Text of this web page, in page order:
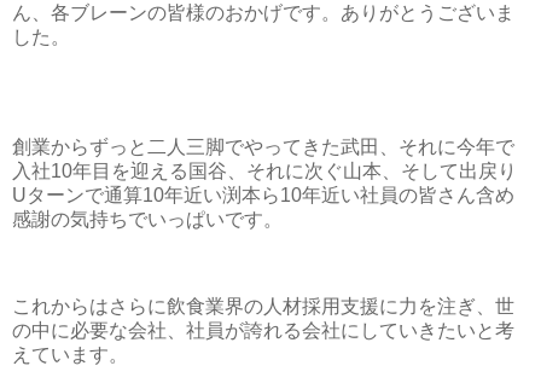
ん、各ブレーンの皆様のおかげです。ありがとうございま
した。
創業からずっと二人三脚でやってきた武田、それに今年で
入社10年目を迎える国谷、それに次ぐ山本、そして出戻り
Uターンで通算10年近い渕本ら10年近い社員の皆さん含め
感謝の気持ちでいっぱいです。
これからはさらに飲食業界の人材採用支援に力を注ぎ、世
の中に必要な会社、社員が誇れる会社にしていきたいと考
えています。